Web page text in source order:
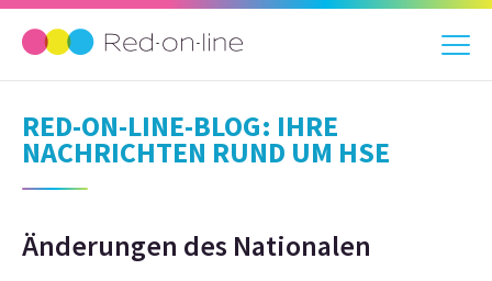
RED-ON-LINE-BLOG: IHRE
NACHRICHTEN RUND UM HSE
Änderungen des Nationalen